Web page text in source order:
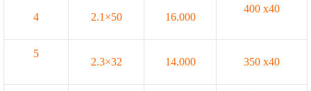
4 2.1×50 16.000
400 x40
5
2.3×32 14.000 350 x40